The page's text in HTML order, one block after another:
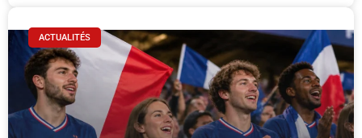
ACTUALITÉS